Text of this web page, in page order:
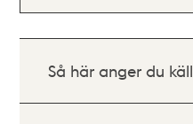
Så här anger du